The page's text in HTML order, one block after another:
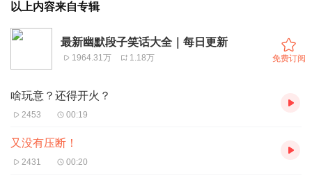
以上内容来自专辑
最新幽默段子笑话大全｜每日更新
1964.31万 1.18万 免费订阅
啥玩意？还得开火？
2453 00:19
又没有压断！
2431 00:20